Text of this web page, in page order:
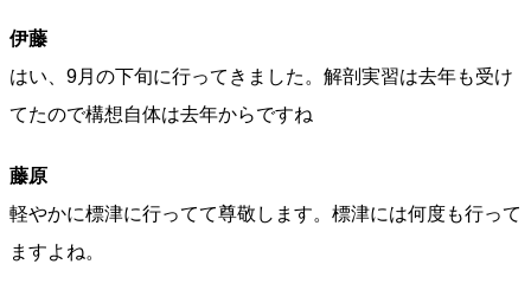
伊藤
はい、9月の下旬に行ってきました。解剖実習は去年も受け
てたので構想自体は去年からですね
藤原
軽やかに標津に行ってて尊敬します。標津には何度も行って
ますよね。